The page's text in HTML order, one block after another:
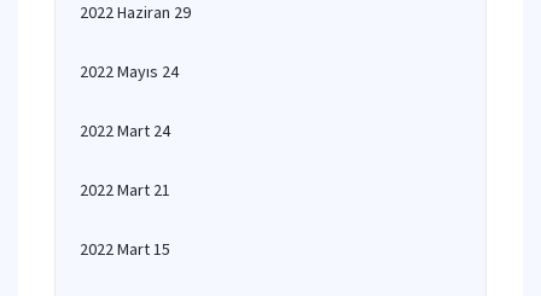
2022 Haziran 29
2022 Mayıs 24
2022 Mart 24
2022 Mart 21
2022 Mart 15